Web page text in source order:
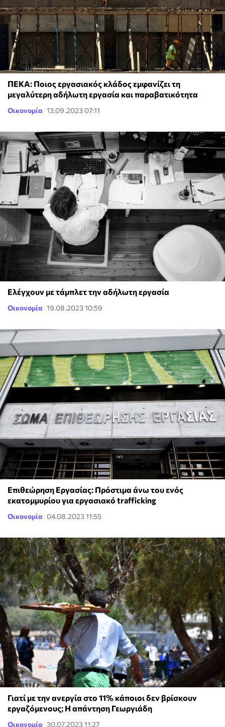
ΠΕΚΑ: Ποιος εργασιακός κλάδος εμφανίζει τη
μεγαλύτερη αδήλωτη εργασία και παραβατικότητα
Οικονομία 13.09.2023 07:11
Ελέγχουν με τάμπλετ την αδήλωτη εργασία
Οικονομία 19.08.2023 10:59
Επιθεώρηση Εργασίας: Πρόστιμα άνω του ενός
εκατομμυρίου για εργασιακό trafficking
Οικονομία 04.08.2023 11:55
Γιατί με την ανεργία στο 11% κάποιοι δεν βρίσκουν
εργαζόμενους; Η απάντηση Γεωργιάδη
Οικονομία 30.07.2023 11:27